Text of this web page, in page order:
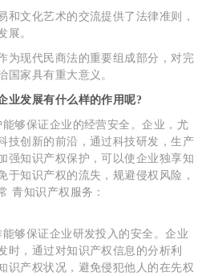
文化艺术的交流提供了法律准则，
展。
现代民商法的重要组成部分，对完
国家具有重大意义。
发展有什么样的作用呢?
保证企业的经营安全。企业，尤
技创新的前沿，通过科技研发，生产
强知识产权保护，可以使企业独享知
于知识产权的流失，规避侵权风险，
青知识产权服务：
保证企业研发投入的安全。企业
时，通过对知识产权信息的分析利
识产权状况，避免侵犯他人的在先权